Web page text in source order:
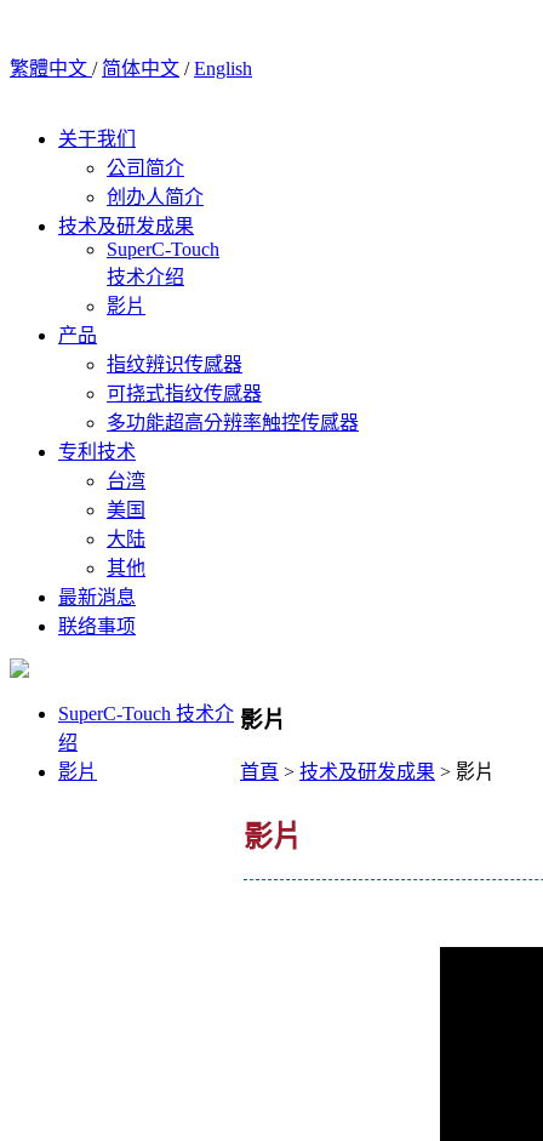
繁體中文 / 简体中文 /English
关于我们
公司简介
创办人简介
技术及研发成果
SuperC-Touch
技术介绍
影片
产品
指纹辨识传感器
可挠式指纹传感器
多功能超高分辨率触控传感器
专利技术
台湾
美国
大陆
其他
最新消息
联络事项
SuperC-Touch 技术介
绍
影片
影片
首頁 > 技术及研发成果 > 影片
影片